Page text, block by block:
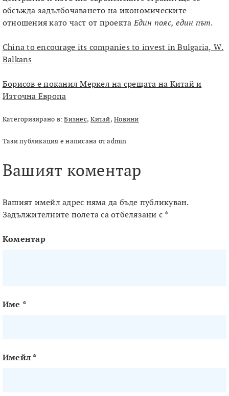
обсъжда задълбочаването на икономическите
отношения като част от проектаЕдин пояс, един път.
China to encourage its companies to invest in Bulgaria, W.
Balkans
Борисов е поканил Меркел на срещата на Китай и
Източна Европа
Категоризирано в:Бизнес,Китай,Новини
Тази публикация е написана от admin
Вашият коментар
Вашият имейл адрес няма да бъде публикуван.
Задължителните полета са отбелязани с *
Коментар
Име *
Имейл *